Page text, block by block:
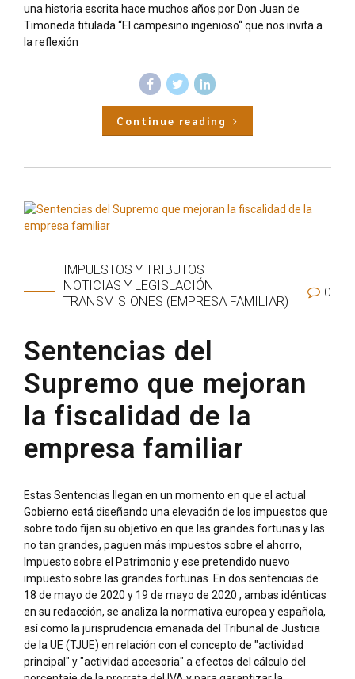
una historia escrita hace muchos años por Don Juan de
Timoneda titulada “El campesino ingenioso“ que nos invita a
la reflexión
Continue reading
IMPUESTOS Y TRIBUTOS
NOTICIAS Y LEGISLACIÓN
TRANSMISIONES (EMPRESA FAMILIAR)
0
Sentencias del
Supremo que mejoran
la fiscalidad de la
empresa familiar
Estas Sentencias llegan en un momento en que el actual
Gobierno está diseñando una elevación de los impuestos que
sobre todo fijan su objetivo en que las grandes fortunas y las
no tan grandes, paguen más impuestos sobre el ahorro,
Impuesto sobre el Patrimonio y ese pretendido nuevo
impuesto sobre las grandes fortunas. En dos sentencias de
18 de mayo de 2020 y 19 de mayo de 2020 , ambas idénticas
en su redacción, se analiza la normativa europea y española,
así como la jurisprudencia emanada del Tribunal de Justicia
de la UE (TJUE) en relación con el concepto de "actividad
principal" y "actividad accesoria" a efectos del cálculo del